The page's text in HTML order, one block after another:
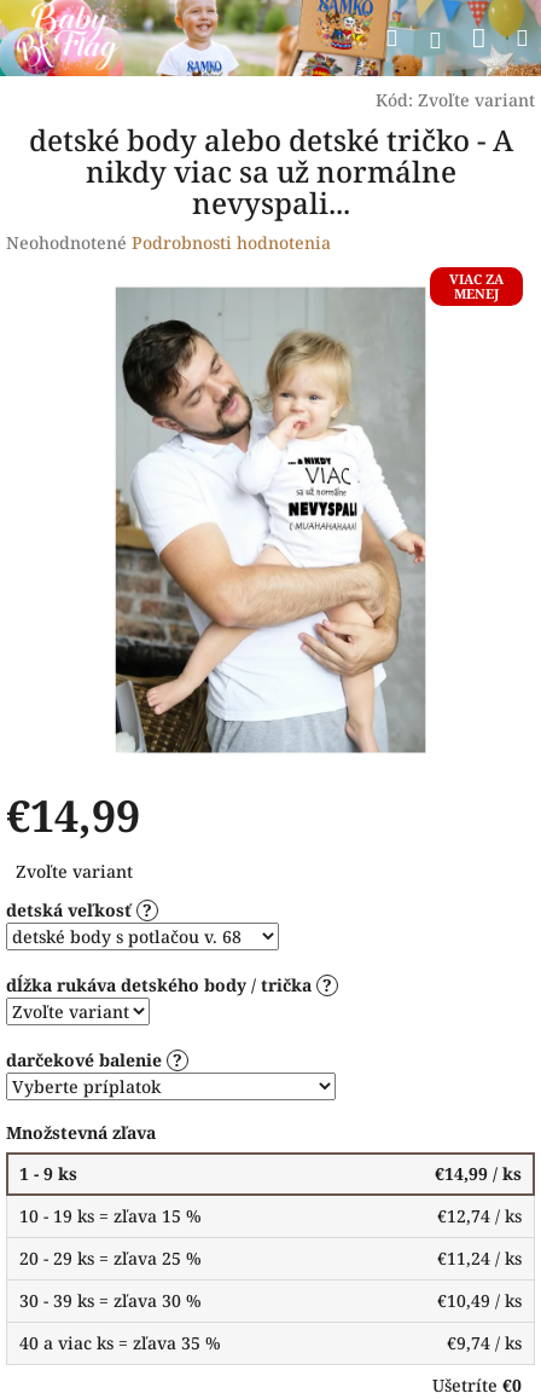
Prejsť
na
obsah
Hľadať
Kód: Zvoľte variant
detské body alebo detské tričko - A
nikdy viac sa už normálne
nevyspali...
Priemerné
Neohodnotené Podrobnosti hodnotenia
VIAC ZA
MENEJ
€14,99
cena:
Zvoľte variant
detská veľkosť ?
dĺžka rukáva detského body / trička ?
darčekové balenie ?
Množstevná zľava
1 - 9 ks
€14,99 / ks
10 - 19 ks = zľava 15 %
€12,74 / ks
20 - 29 ks = zľava 25 %
€11,24 / ks
30 - 39 ks = zľava 30 %
€10,49 / ks
40 a viac ks = zľava 35 %
€9,74 / ks
Ušetríte €0